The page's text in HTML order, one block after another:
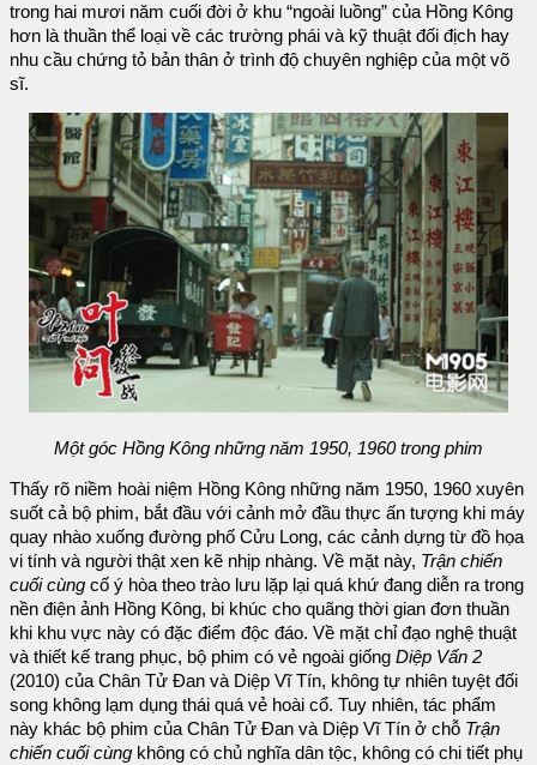
trong hai mươi năm cuối đời ở khu “ngoài luồng” của Hồng Kông
hơn là thuần thể loại về các trường phái và kỹ thuật đối địch hay
nhu cầu chứng tỏ bản thân ở trình độ chuyên nghiệp của một võ
sĩ.
Một góc Hồng Kông những năm 1950, 1960 trong phim
Thấy rõ niềm hoài niệm Hồng Kông những năm 1950, 1960 xuyên
suốt cả bộ phim, bắt đầu với cảnh mở đầu thực ấn tượng khi máy
quay nhào xuống đường phố Cửu Long, các cảnh dựng từ đồ họa
vi tính và người thật xen kẽ nhịp nhàng. Về mặt này, Trận chiến
cuối cùng cố ý hòa theo trào lưu lặp lại quá khứ đang diễn ra trong
nền điện ảnh Hồng Kông, bi khúc cho quãng thời gian đơn thuần
khi khu vực này có đặc điểm độc đáo. Về mặt chỉ đạo nghệ thuật
và thiết kế trang phục, bộ phim có vẻ ngoài giống Diệp Vấn 2
(2010) của Chân Tử Đan và Diệp Vĩ Tín, không tự nhiên tuyệt đối
song không lạm dụng thái quá vẻ hoài cổ. Tuy nhiên, tác phẩm
này khác bộ phim của Chân Tử Đan và Diệp Vĩ Tín ở chỗ Trận
chiến cuối cùng không có chủ nghĩa dân tộc, không có chi tiết phụ